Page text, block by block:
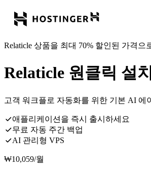
Relaticle 상품을 최대 70% 할인된 가격으
Relaticle 원클릭 설
고객 워크플로 자동화를 위한 기본 AI 에
애플리케이션을 즉시 출시하세요
무료 자동 주간 백업
AI 관리형 VPS
₩10,059/월